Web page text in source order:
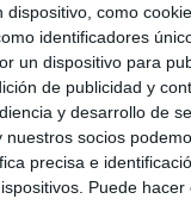
dispositivo, como
identificadores
un dispositivo para
de publicidad y
y desarrollo de
nuestros socios
precisa e
Puede
empresa
con más de
el sector
más de 3 años
a precios